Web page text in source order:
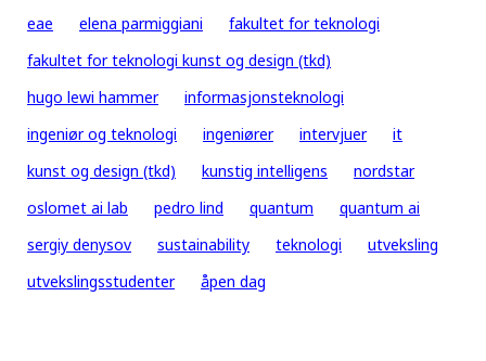
eae
elena parmiggiani
fakultet for teknologi
fakultet for teknologi kunst og design (tkd)
hugo lewi hammer
informasjonsteknologi
ingeniør og teknologi
ingeniører intervjuer
it
kunst og design (tkd)
kunstig intelligens
nordstar
oslomet ai lab
pedro lind quantum
quantum ai
sergiy denysov
sustainability teknologi
utveksling
utvekslingsstudenter
åpen dag